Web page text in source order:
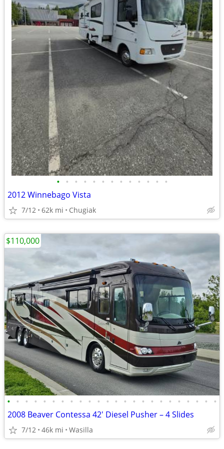
• • • • • • • • • • • • •
2012 Winnebago Vista
7/12 62k mi Chugiak
• • • • • • • • • • • • • • • • • • • • • • • •
2008 Beaver Contessa 42' Diesel Pusher – 4 Slides
7/12 46k mi Wasilla
$110,000